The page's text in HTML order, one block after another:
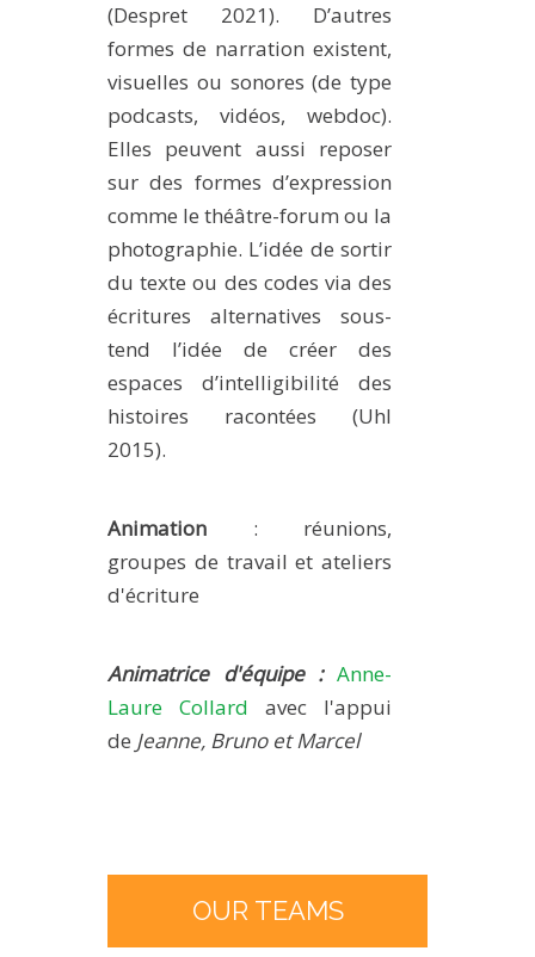
(Despret 2021). D’autres
formes de narration existent,
visuelles ou sonores (de type
podcasts, vidéos, webdoc).
Elles peuvent aussi reposer
sur des formes d’expression
comme le théâtre-forum ou la
photographie. L’idée de sortir
du texte ou des codes via des
écritures alternatives sous-
tend l’idée de créer des
espaces d’intelligibilité des
histoires racontées (Uhl
2015).
Animation : réunions,
groupes de travail et ateliers
d'écriture
Animatrice d'équipe : Anne-
Laure Collard avec l'appui
de Jeanne, Bruno et Marcel
OUR TEAMS